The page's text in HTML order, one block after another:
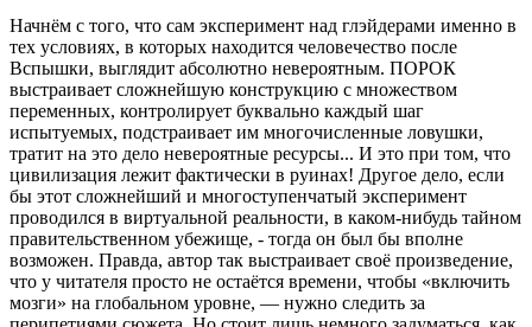
Начнём с того, что сам эксперимент над глэйдерами именно в
тех условиях, в которых находится человечество после
Вспышки, выглядит абсолютно невероятным. ПОРОК
выстраивает сложнейшую конструкцию с множеством
переменных, контролирует буквально каждый шаг
испытуемых, подстраивает им многочисленные ловушки,
тратит на это дело невероятные ресурсы... И это при том, что
цивилизация лежит фактически в руинах! Другое дело, если
бы этот сложнейший и многоступенчатый эксперимент
проводился в виртуальной реальности, в каком-нибудь тайном
правительственном убежище, - тогда он был бы вполне
возможен. Правда, автор так выстраивает своё произведение,
что у читателя просто не остаётся времени, чтобы «включить
мозги» на глобальном уровне, — нужно следить за